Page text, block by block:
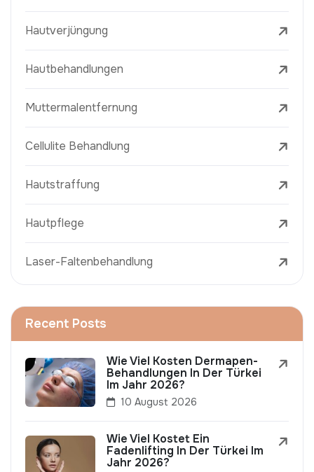
Hautverjüngung
Hautbehandlungen
Muttermalentfernung
Cellulite Behandlung
Hautstraffung
Hautpflege
Laser-Faltenbehandlung
Recent Posts
Wie Viel Kosten Dermapen-
Behandlungen In Der Türkei
Im Jahr 2026?
10 August 2026
Wie Viel Kostet Ein
Fadenlifting In Der Türkei Im
Jahr 2026?